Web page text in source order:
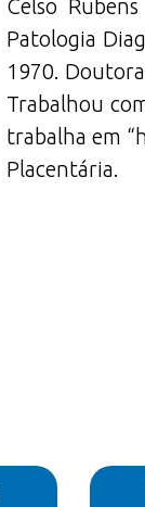
Celso
Patologia
1970.
Trabalhou
trabalha em
Placentária.